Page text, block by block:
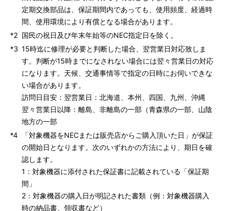
定期交換部品は、保証期間内であっても、使用頻度、経過時
間、使用環境により有償となる場合があります。
*2 国民の祝日及び年末年始等のNEC指定日を除く。
*3 15時迄に修理が必要と判断した場合、翌営業日対応致しま
す。判断が15時までになされない場合には翌々営業日の対応
になります。天候、交通事情等で指定の日時にお伺いできな
い場合があります。
訪問日目安：翌営業日：北海道、本州、四国、九州、沖縄
翌々営業日以降：離島、非離島の一部（青森県の一部、山陰
地方の一部
*4
「対象機器をNECまたは販売店からご購入頂いた日」が保証
の開始日となります。次のいずれかの方法により、期日を確
認します。
1：対象機器に添付された保証書に記載されている「保証期
間」
2：対象機器の購入日が明記された書類（例：対象機器購入
時の納品書、領収書など）